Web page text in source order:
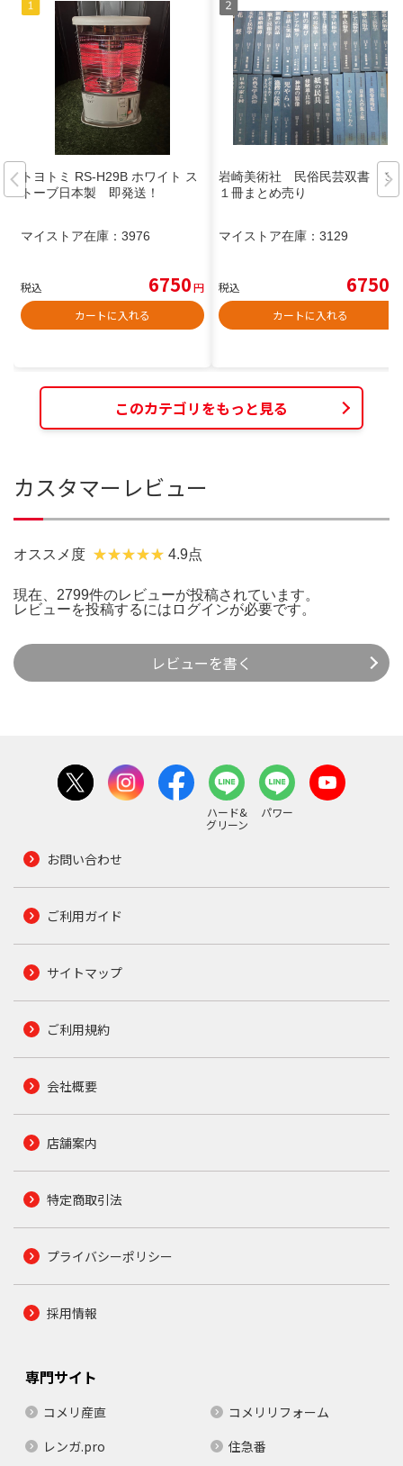
トヨトミ RS-H29B ホワイト ス
トーブ日本製 即発送！
マイストア在庫： 3976
税込 6750円
カートに入れる
岩崎美術社 民俗民芸双書 ３
１冊まとめ売り
マイストア在庫： 3129
税込 6750
カートに入れる
このカテゴリをもっと見る
カスタマーレビュー
オススメ度 4.9点
現在、2799件のレビューが投稿されています。
レビューを投稿するには ログインが必要です。
レビューを書く
ハード&
グリーン
パワー
お問い合わせ
ご利用ガイド
サイトマップ
ご利用規約
会社概要
店舗案内
特定商取引法
プライバシーポリシー
採用情報
専門サイト
コメリ産直
コメリリフォーム
レンガ.pro
住急番